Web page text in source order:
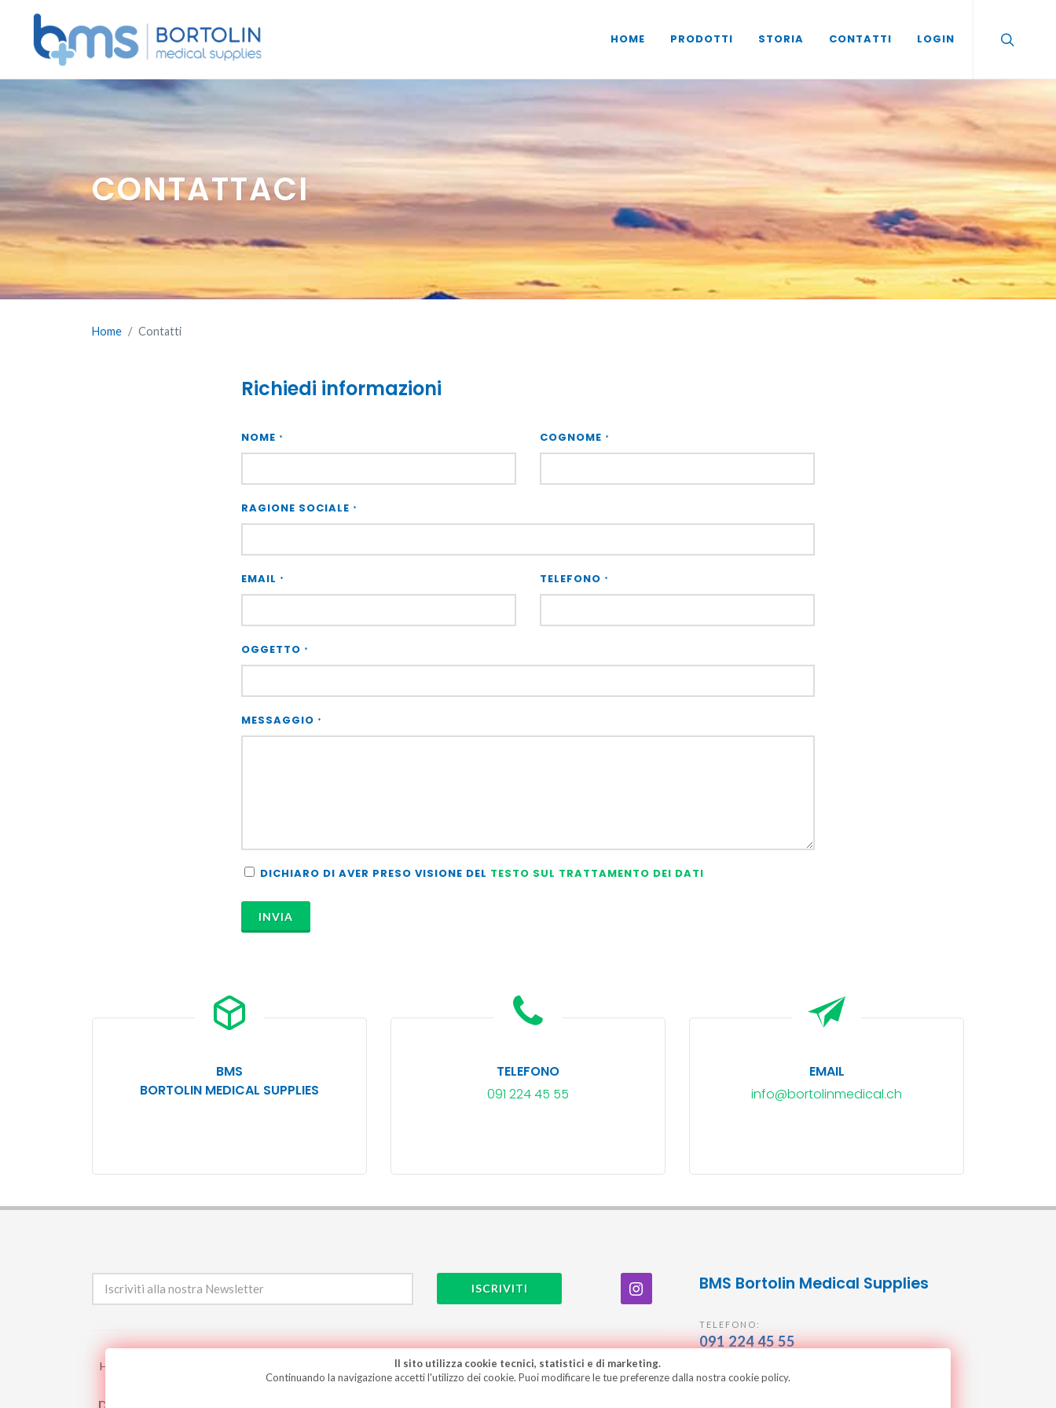
HOME PRODOTTI STORIA CONTATTI LOGIN
CONTATTACI
Home Contatti
Richiedi informazioni
NOME * COGNOME *
RAGIONE SOCIALE *
EMAIL * TELEFONO *
OGGETTO *
MESSAGGIO *
DICHIARO DI AVER PRESO VISIONE DEL TESTO SUL TRATTAMENTO DEI DATI
INVIA
BMS
BORTOLIN MEDICAL SUPPLIES
TELEFONO
091 224 45 55
EMAIL
info@bortolinmedical.ch
ISCRIVITI
Home Condizioni generali
Designed by
BMS Bortolin Medical Supplies
TELEFONO:
091 224 45 55
EMAIL:
Il sito utilizza cookie tecnici, statistici e di marketing.
Continuando la navigazione accetti l'utilizzo dei cookie. Puoi modificare le tue preferenze dalla nostra cookie policy.